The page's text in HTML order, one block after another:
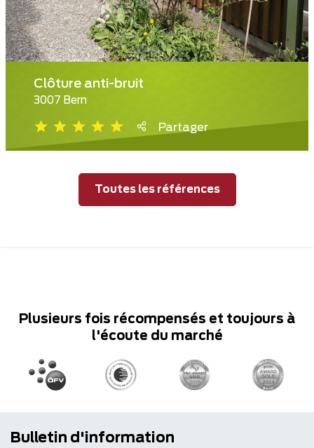
Clôture anti-bruit
3007 Bern
Partager
Toutes les références
Plusieurs fois récompensés et toujours à
l'écoute du marché
Bulletin d'information